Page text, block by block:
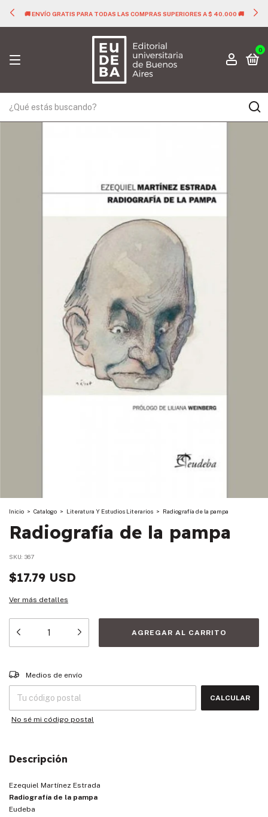
A $ 40.000 🚚 🚚 ENVÍO GRATIS PARA TODAS LAS COMPRAS
0
Inicio > Catalogo > Literatura Y Estudios Literarios > Radiografía de la pampa
Radiografía de la pampa
SKU: 367
$17.79 USD
Ver más detalles
Entregas para el CP:
Medios de envío
CALCULAR
No sé mi código postal
Descripción
Ezequiel Martínez Estrada
Radiografía de la pampa
Eudeba